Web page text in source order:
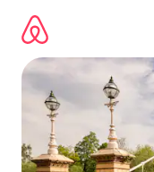
directement
contenu